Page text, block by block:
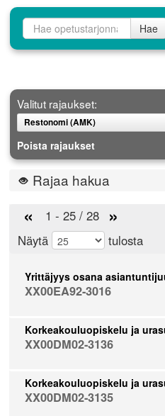
Hae
Valitut rajaukset:
Restonomi (AMK)
Poista rajaukset
Rajaa hakua
« 1 - 25 / 28 »
Näytä tulosta
Yrittäjyys osana
XX00EA92-3016
Korkeakouluopiskelu ja
XX00DM02-3136
Korkeakouluopiskelu ja
XX00DM02-3135